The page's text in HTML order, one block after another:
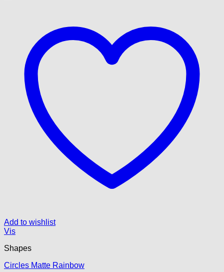
Add to wishlist
Vis
Shapes
Circles Matte Rainbow